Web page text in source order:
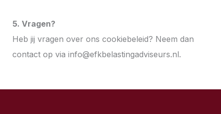
5. Vragen?
Heb jij vragen over ons cookiebeleid? Neem dan
contact op via info@efkbelastingadviseurs.nl.